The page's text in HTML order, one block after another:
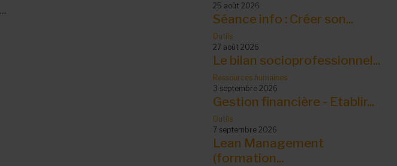
...
25 août 2026
Séance info : Créer son...
Outils
27 août 2026
Le bilan socioprofessionnel...
Ressources humaines
3 septembre 2026
Gestion financière - Etablir...
Outils
7 septembre 2026
Lean Management
(formation...